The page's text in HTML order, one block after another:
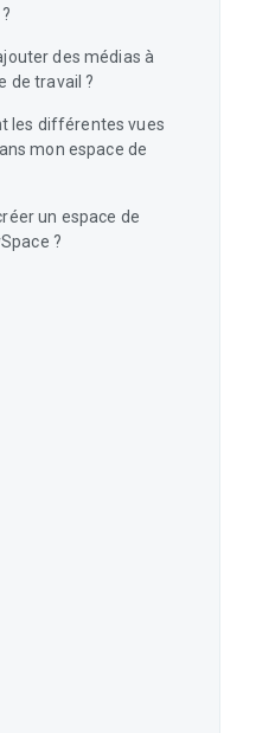
des médias à
de travail ?
les différentes vues
mon espace de
un espace de
?